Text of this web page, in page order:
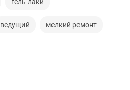
ведущий мелкий ремонт